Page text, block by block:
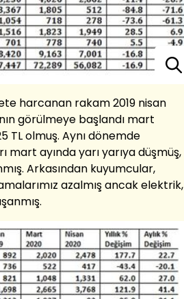
harcanan rakam 2019 nisan
görülmeye başlandı mart
TL olmuş. Aynı dönemde
ayında yarı yarıya düşmüş,
Arkasından kuyumcular,
azalmış ancak elektrik,